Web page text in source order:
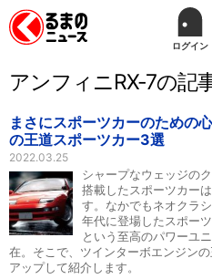
ログイン
アンフィニRX-7の記
まさにスポーツカーのための
の王道スポーツカー3選
2022.03.25
シャープなウェッジの
搭載したスポーツカー
す。なかでもネオクラ
年代に登場したスポー
という至高のパワーユ
在。そこで、ツインターボエンジン
アップして紹介します。